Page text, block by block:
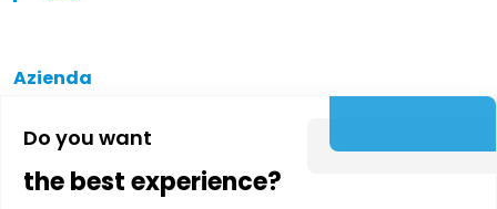
Do you want
the best experience?
Azienda
Chi siamo